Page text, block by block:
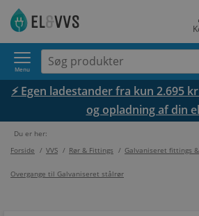
Menu
⚡ Egen ladestander fra kun 2.695
og opladning af din
Du er her:
Forside / VVS / Rør & Fittings / Galvaniseret fittings
Overgange til Galvaniseret stålrør